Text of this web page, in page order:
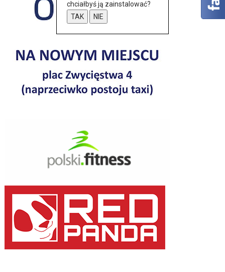
chciałbyś ją zainstalować?
TAK
NIE